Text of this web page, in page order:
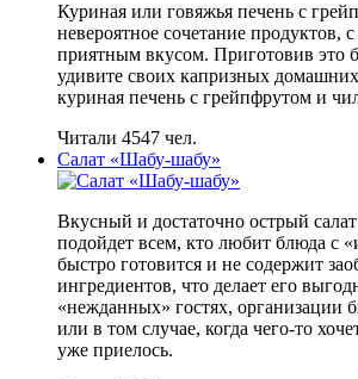
Куриная или говяжья печень с
невероятное сочетание продуктов,
приятным вкусом. Приготовив это
удивите своих капризных
куриная печень с грейпфрутом и
Читали 4547 чел.
Салат «Шабу-шабу»
Вкусный и достаточно острый
подойдет всем, кто любит блюда с
быстро готовится и не содержит
ингредиентов, что делает его
«нежданных» гостях, организации
или в том случае, когда чего-то
уже приелось.